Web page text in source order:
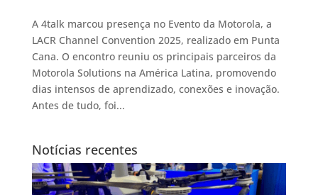
A 4talk marcou presença no Evento da Motorola, a
LACR Channel Convention 2025, realizado em Punta
Cana. O encontro reuniu os principais parceiros da
Motorola Solutions na América Latina, promovendo
dias intensos de aprendizado, conexões e inovação.
Antes de tudo, foi...
Notícias recentes